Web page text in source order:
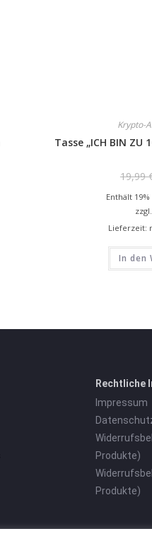
Krypto-
Tasse „ICH BIN ZU
19,99
Enthält
Lieferzeit:
In den
Rechtliche
Impressum
Produkte)
Produkte)